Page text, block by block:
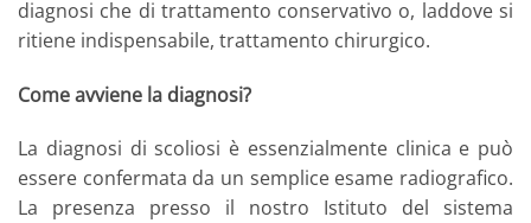
diagnosi che di trattamento conservativo o, laddove si
ritiene indispensabile, trattamento chirurgico.
Come avviene la diagnosi?
La diagnosi di scoliosi è essenzialmente clinica e può
essere confermata da un semplice esame radiografico.
La presenza presso il nostro Istituto del sistema